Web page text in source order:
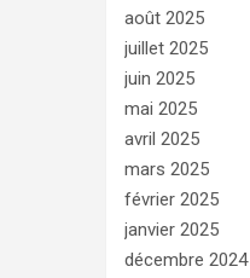
août 2025
juillet 2025
juin 2025
mai 2025
avril 2025
mars 2025
février 2025
janvier 2025
décembre 2024